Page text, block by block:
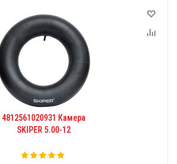
4812561020931 Камера
SKIPER 5.00-12